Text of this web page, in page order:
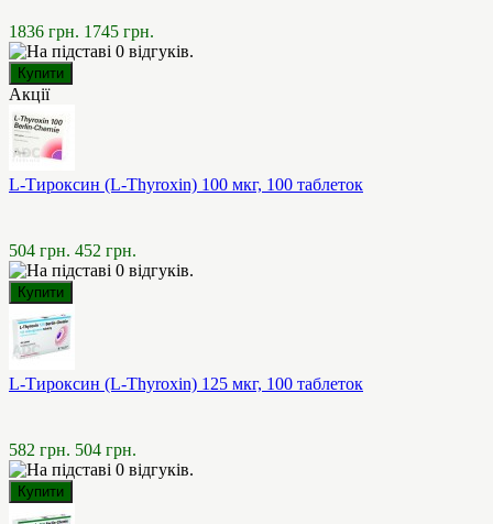
1836 грн. 1745 грн.
Акції
L-Тироксин (L-Thyroxin) 100 мкг, 100 таблеток
504 грн. 452 грн.
L-Тироксин (L-Thyroxin) 125 мкг, 100 таблеток
582 грн. 504 грн.